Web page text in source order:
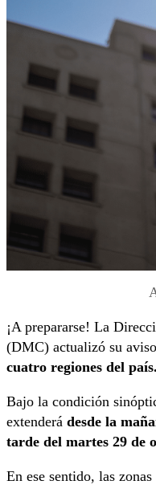
¡A prepararse! La
(DMC) actualizó su
cuatro regiones del país.
Bajo la condición
extenderá desde la
tarde del martes 29 de
En ese sentido, las